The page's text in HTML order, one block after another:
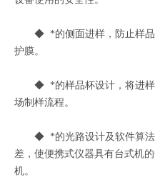
◆ *的侧面进样，防止样品
护膜。
◆ *的样品杯设计，将进样
场制样流程。
◆ *的光路设计及软件算法
差，使便携式仪器具有台式机
机。